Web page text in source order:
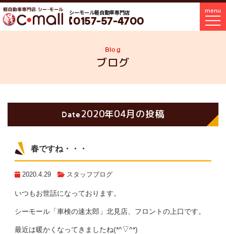
シーモール軽自動車専門店
0157-57-4700
menu
Blog
ブログ
Date2020年04月の投稿
春ですね・・・
2020.4.29 スタッフブログ
いつもお世話になっております。
シーモール「車検の速太郎」北見店、フロントの上口です。
最近は暖かくなってきましたね(*^▽^*)